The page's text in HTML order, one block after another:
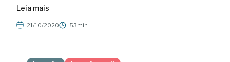
Leia mais
21/10/2020 53min